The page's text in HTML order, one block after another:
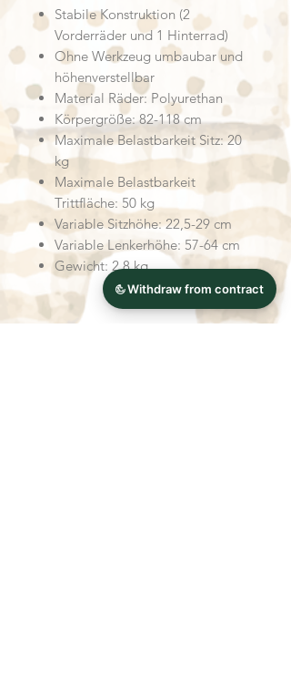
Stabile Konstruktion (2
Vorderräder und 1 Hinterrad)
Ohne Werkzeug umbaubar und
höhenverstellbar
Material Räder: Polyurethan
Körpergröße: 82-118 cm
Maximale Belastbarkeit Sitz: 20
kg
Maximale Belastbarkeit
Trittfläche: 50 kg
Variable Sitzhöhe: 22,5-29 cm
Variable Lenkerhöhe: 57-64 cm
Gewicht: 2,8 kg